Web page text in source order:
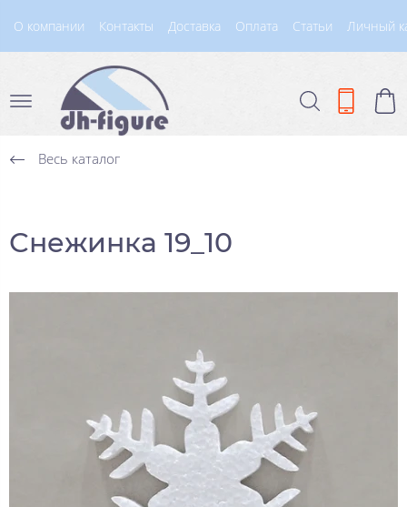
О компании Контакты Доставка Оплата Статьи Личный
Весь каталог
Снежинка 19_10